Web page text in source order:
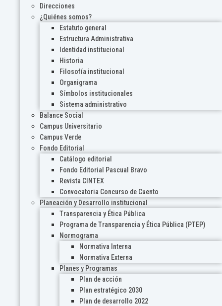
Direcciones
¿Quiénes somos?
Estatuto general
Estructura Administrativa
Identidad institucional
Historia
Filosofía institucional
Organigrama
Símbolos institucionales
Sistema administrativo
Balance Social
Campus Universitario
Campus Verde
Fondo Editorial
Catálogo editorial
Fondo Editorial Pascual Bravo
Revista CINTEX
Convocatoria Concurso de Cuento
Planeación y Desarrollo institucional
Transparencia y Ética Pública
Programa de Transparencia y Ética Pública (PTEP)
Normograma
Normativa Interna
Normativa Externa
Planes y Programas
Plan de acción
Plan estratégico 2030
Plan de desarrollo 2022